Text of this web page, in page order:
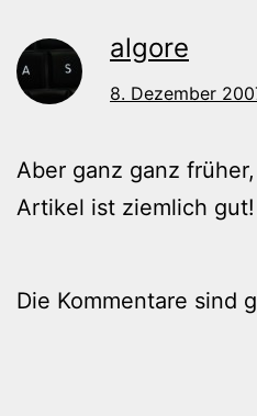
algore
8. Dezember
Aber ganz ganz
Artikel ist ziemlich gut!
Die Kommentare sind